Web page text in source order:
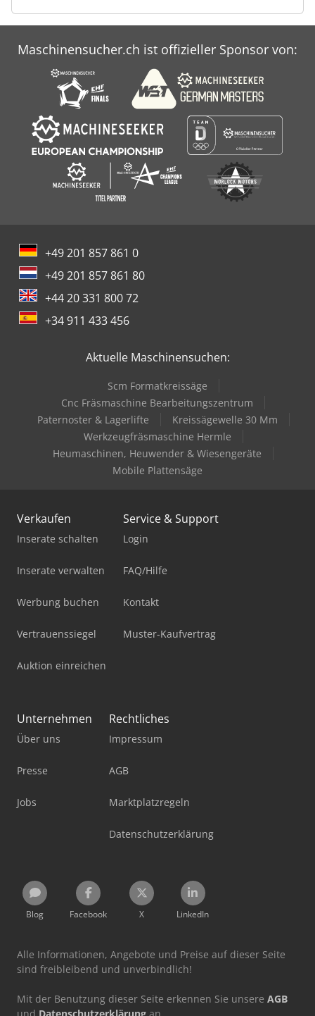
Maschinensucher.ch ist offizieller Sponsor von:
+49 201 857 861 0
+49 201 857 861 80
+44 20 331 800 72
+34 911 433 456
Aktuelle Maschinensuchen:
Scm Formatkreissäge
Cnc Fräsmaschine Bearbeitungszentrum
Paternoster & Lagerlifte
Kreissägewelle 30 Mm
Werkzeugfräsmaschine Hermle
Heumaschinen, Heuwender & Wiesengeräte
Mobile Plattensäge
Verkaufen
Inserate schalten
Inserate verwalten
Werbung buchen
Vertrauenssiegel
Auktion einreichen
Service & Support
Login
FAQ/Hilfe
Kontakt
Muster-Kaufvertrag
Unternehmen
Über uns
Presse
Jobs
Rechtliches
Impressum
AGB
Marktplatzregeln
Datenschutzerklärung
Blog Facebook X LinkedIn
Alle Informationen, Angebote und Preise auf dieser Seite
sind freibleibend und unverbindlich!
Mit der Benutzung dieser Seite erkennen Sie unsere AGB
und Datenschutzerklärung an.